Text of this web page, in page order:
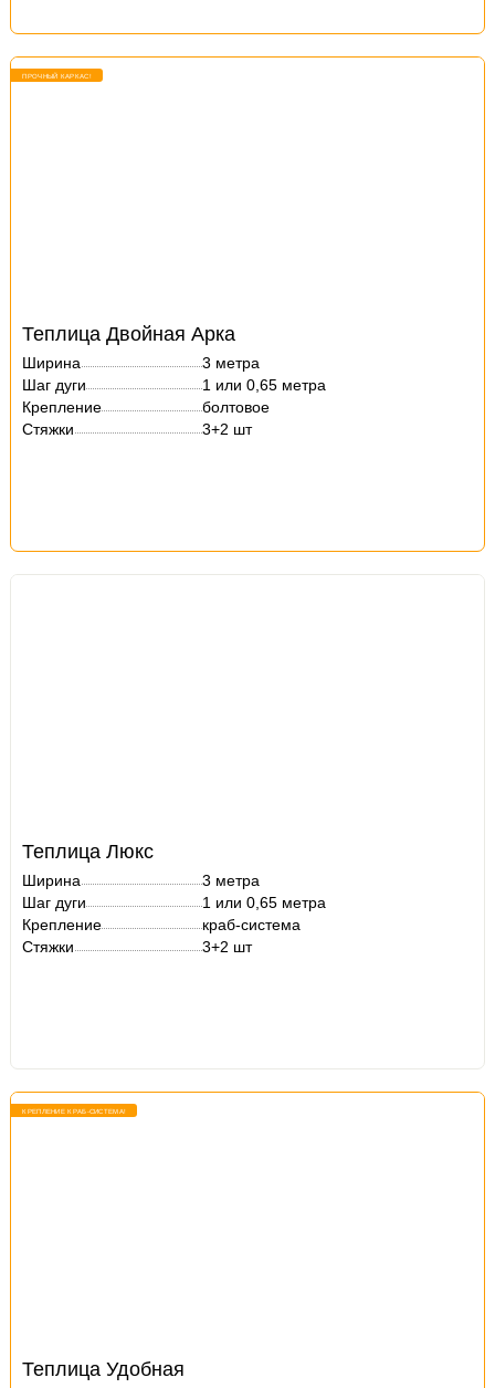
ПРОЧНЫЙ КАРКАС!
Теплица Двойная Арка
Ширина
3 метра
Шаг дуги
1 или 0,65 метра
Крепление
болтовое
Стяжки
3+2 шт
Теплица Люкс
Ширина
3 метра
Шаг дуги
1 или 0,65 метра
Крепление
краб-система
Стяжки
3+2 шт
КРЕПЛЕНИЕ КРАБ-СИСТЕМА!
Теплица Удобная